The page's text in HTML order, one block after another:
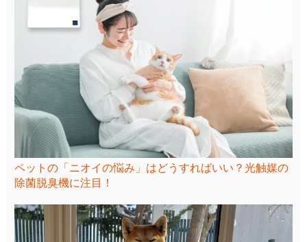
ペットの「ニオイの悩み」はどうすればいい？光触媒の
除菌脱臭機に注目！